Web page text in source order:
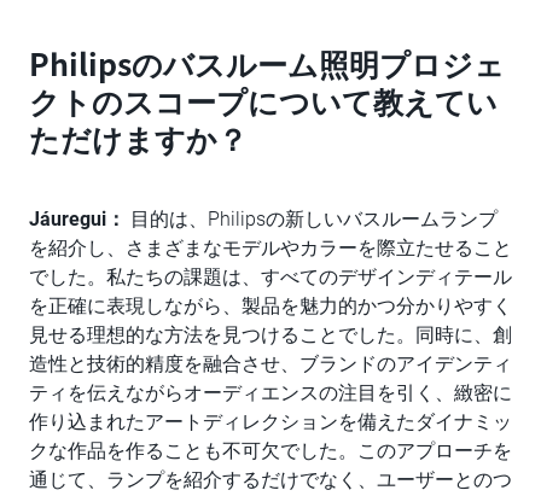
Philipsのバスルーム照明プロジェ
クトのスコープについて教えてい
ただけますか？
Jáuregui：
目的は、Philipsの新しいバスルームランプ
を紹介し、さまざまなモデルやカラーを際立たせること
でした。私たちの課題は、すべてのデザインディテール
を正確に表現しながら、製品を魅力的かつ分かりやすく
見せる理想的な方法を見つけることでした。同時に、創
造性と技術的精度を融合させ、ブランドのアイデンティ
ティを伝えながらオーディエンスの注目を引く、緻密に
作り込まれたアートディレクションを備えたダイナミッ
クな作品を作ることも不可欠でした。このアプローチを
通じて、ランプを紹介するだけでなく、ユーザーとのつ